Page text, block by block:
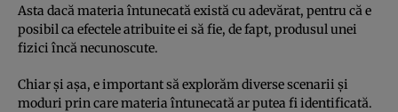
Asta dacă materia întunecată există cu adevărat, pentru că e
posibil ca efectele atribuite ei să fie, de fapt, produsul unei
fizici încă necunoscute.
Chiar și așa, e important să explorăm diverse scenarii și
moduri prin care materia întunecată ar putea fi identificată.